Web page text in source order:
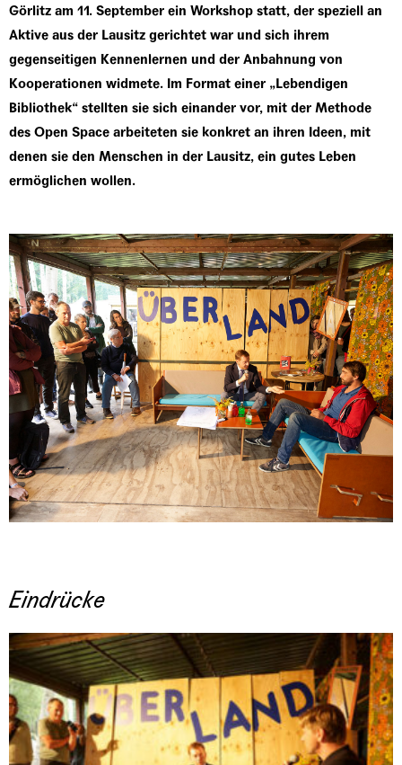
Görlitz am 11. September ein Workshop statt, der speziell an
Aktive aus der Lausitz gerichtet war und sich ihrem
gegenseitigen Kennenlernen und der Anbahnung von
Kooperationen widmete. Im Format einer „Lebendigen
Bibliothek“ stellten sie sich einander vor, mit der Methode
des Open Space arbeiteten sie konkret an ihren Ideen, mit
denen sie den Menschen in der Lausitz, ein gutes Leben
ermöglichen wollen.
Eindrücke